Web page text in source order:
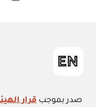
صدر بموجب